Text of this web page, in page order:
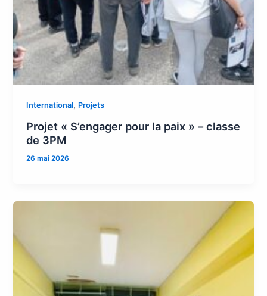
International, Projets
Projet « S’engager pour la paix » – classe
de 3PM
26 mai 2026